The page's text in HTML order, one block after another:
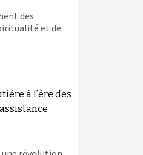
des
et de
à l’ère des